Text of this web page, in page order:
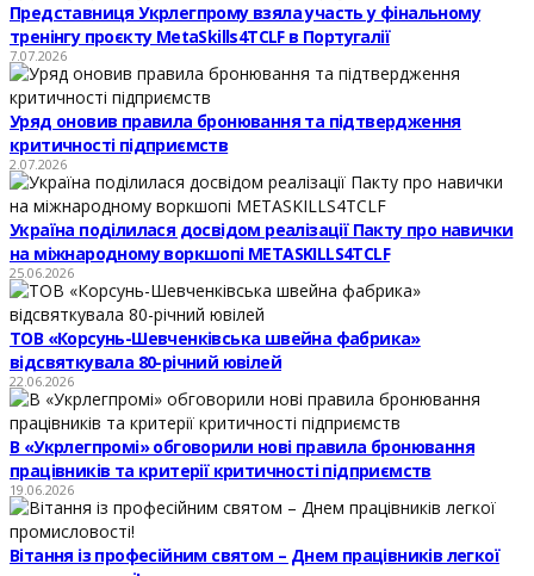
Представниця Укрлегпрому взяла участь у фінальному
тренінгу проєкту MetaSkills4TCLF в Португалії
7.07.2026
Уряд оновив правила бронювання та підтвердження
критичності підприємств
2.07.2026
Україна поділилася досвідом реалізації Пакту про навички
на міжнародному воркшопі METASKILLS4TCLF
25.06.2026
ТОВ «Корсунь-Шевченківська швейна фабрика»
відсвяткувала 80-річний ювілей
22.06.2026
В «Укрлегпромі» обговорили нові правила бронювання
працівників та критерії критичності підприємств
19.06.2026
Вітання із професійним святом – Днем працівників легкої